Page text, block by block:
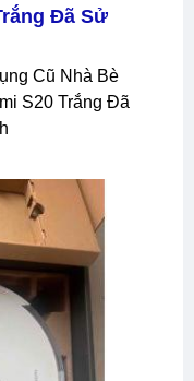
Đã Sử
S20 Trắng Đã